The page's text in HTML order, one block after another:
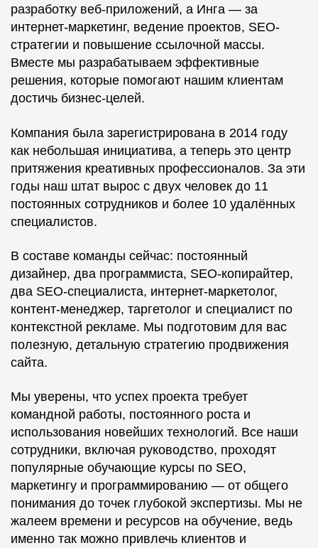
разработку веб-приложений, а Инга — за
интернет-маркетинг, ведение проектов, SEO-
стратегии и повышение ссылочной массы.
Вместе мы разрабатываем эффективные
решения, которые помогают нашим клиентам
достичь бизнес-целей.
Компания была зарегистрирована в 2014 году
как небольшая инициатива, а теперь это центр
притяжения креативных профессионалов. За эти
годы наш штат вырос с двух человек до 11
постоянных сотрудников и более 10 удалённых
специалистов.
В составе команды сейчас: постоянный
дизайнер, два программиста, SEO-копирайтер,
два SEO-специалиста, интернет-маркетолог,
контент-менеджер, таргетолог и специалист по
контекстной рекламе. Мы подготовим для вас
полезную, детальную стратегию продвижения
сайта.
Мы уверены, что успех проекта требует
командной работы, постоянного роста и
использования новейших технологий. Все наши
сотрудники, включая руководство, проходят
популярные обучающие курсы по SEO,
маркетингу и программированию — от общего
понимания до точек глубокой экспертизы. Мы не
жалеем времени и ресурсов на обучение, ведь
именно так можно привлечь клиентов и